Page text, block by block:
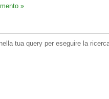
»
tua query per eseguire la